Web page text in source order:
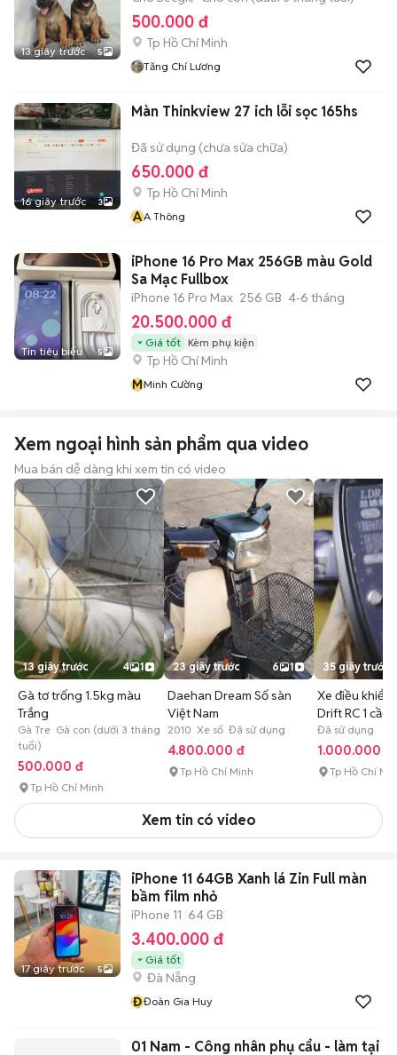
13 giây trước 5
500.000 đ
Tp Hồ Chí Minh
Tăng Chí Lương
16 giây trước 3
Màn Thinkview 27 ich lỗi sọc 165hs
Đã sử dụng (chưa sửa chữa)
650.000 đ
Tp Hồ Chí Minh
AA Thông
Tin tiêu biểu 5
iPhone 16 Pro Max 256GB màu Gold
Sa Mạc Fullbox
iPhone 16 Pro Max 256 GB 4-6 tháng
20.500.000 đ
Giá tốt Kèm phụ kiện
Tp Hồ Chí Minh
MMinh Cường
Xem ngoại hình sản phẩm qua video
Mua bán dễ dàng khi xem tin có video
13 giây trước 4 1
Gà tơ trống 1.5kg màu
Trắng
Gà Tre Gà con (dưới 3 tháng
tuổi)
500.000 đ
Tp Hồ Chí Minh
23 giây trước 6 1
Daehan Dream Số sàn
Việt Nam
2010 Xe số Đã sử dụng
4.800.000 đ
Tp Hồ Chí Minh
35 giây trước
Xe điều khiển
Drift RC 1 cầu
Đã sử dụng
1.000.000 đ
Tp Hồ Chí
Xem tin có video
17 giây trước 5
iPhone 11 64GB Xanh lá Zin Full màn
bầm film nhỏ
iPhone 11 64 GB
3.400.000 đ
Giá tốt
Đà Nẵng
ĐĐoàn Gia Huy
01 Nam - Công nhân phụ cẩu - làm tại